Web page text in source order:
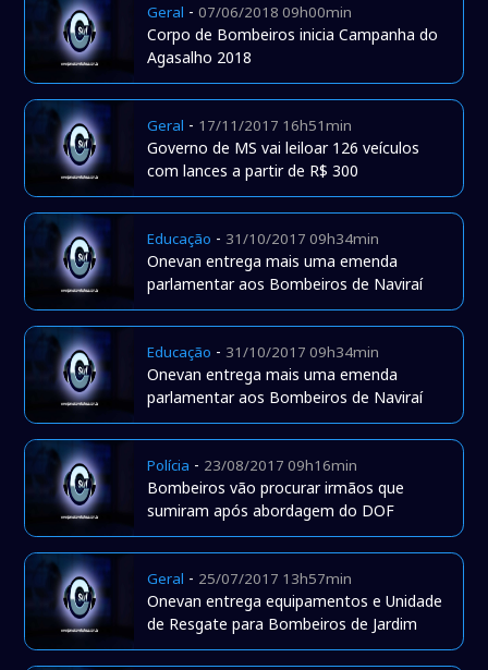
Geral -07/06/2018 09h00min
Corpo de Bombeiros inicia Campanha do
Agasalho 2018
Geral - 17/11/2017 16h51min
Governo de MS vai leiloar 126 veículos
com lances a partir de R$ 300
Educação - 31/10/2017 09h34min
Onevan entrega mais uma emenda
parlamentar aos Bombeiros de Naviraí
Educação - 31/10/2017 09h34min
Onevan entrega mais uma emenda
parlamentar aos Bombeiros de Naviraí
Polícia - 23/08/2017 09h16min
Bombeiros vão procurar irmãos que
sumiram após abordagem do DOF
Geral - 25/07/2017 13h57min
Onevan entrega equipamentos e Unidade
de Resgate para Bombeiros de Jardim